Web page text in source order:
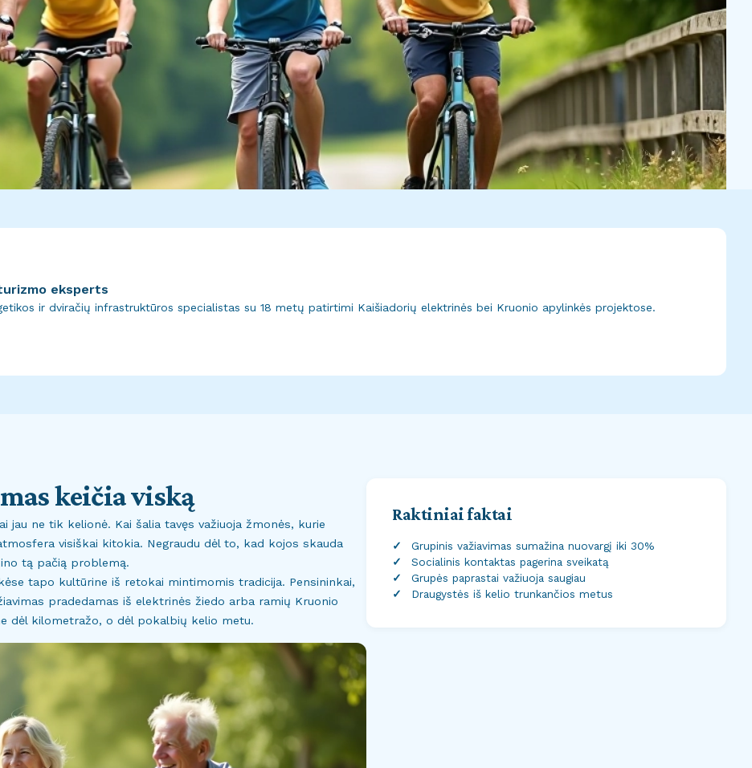
eksperts
ir dviračių infrastruktūros specialistas su 18 metų patirtimi Kaišiadorių elektrinės bei Kruonio apylinkės projektose.
keičia viską
ne tik kelionė. Kai šalia tavęs važiuoja žmonės, kurie
visiškai kitokia. Negraudu dėl to, kad kojos skauda
tą pačią problemą.
tapo kultūrine iš retokai mintimomis tradicija. Pensininkai,
pradedamas iš elektrinės žiedo arba ramių Kruonio
dėl kilometražo, o dėl pokalbių kelio metu.
Raktiniai faktai
Grupinis važiavimas sumažina nuovargį iki 30%
Socialinis kontaktas pagerina sveikatą
Grupės paprastai važiuoja saugiau
Draugystės iš kelio trunkančios metus